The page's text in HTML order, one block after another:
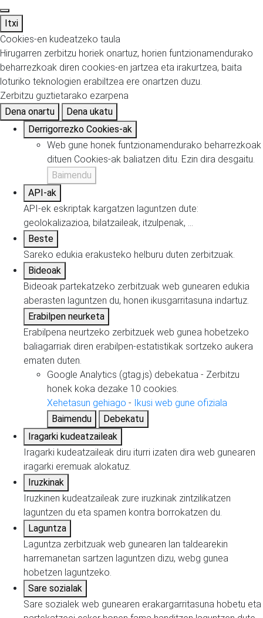
Itxi
Cookies-en kudeatzeko taula
Hirugarren zerbitzu horiek onartuz, horien funtzionamendurako
beharrezkoak diren cookies-en jartzea eta irakurtzea, baita
loturiko teknologien erabiltzea ere onartzen duzu.
Zerbitzu guztietarako ezarpena
Dena onartu
Dena ukatu
Derrigorrezko Cookies-ak
Web gune honek funtzionamendurako beharrezkoak
dituen Cookies-ak baliatzen ditu. Ezin dira desgaitu.
Baimendu
API-ak
API-ek eskriptak kargatzen laguntzen dute:
geolokalizazioa, bilatzaileak, itzulpenak, ...
Beste
Sareko edukia erakusteko helburu duten zerbitzuak.
Bideoak
Bideoak partekatzeko zerbitzuak web gunearen edukia
aberasten laguntzen du, honen ikusgarritasuna indartuz.
Erabilpen neurketa
Erabilpena neurtzeko zerbitzuek web gunea hobetzeko
baliagarriak diren erabilpen-estatistikak sortzeko aukera
ematen duten.
Google Analytics (gtag.js) debekatua - Zerbitzu
honek koka dezake 10 cookies.
Xehetasun gehiago -
Ikusi web gune ofiziala
Baimendu
Debekatu
Iragarki kudeatzaileak
Iragarki kudeatzaileak diru iturri izaten dira web gunearen
iragarki eremuak alokatuz.
Iruzkinak
Iruzkinen kudeatzaileak zure iruzkinak zintzilikatzen
laguntzen du eta spamen kontra borrokatzen du.
Laguntza
Laguntza zerbitzuak web gunearen lan taldearekin
harremanetan sartzen laguntzen dizu, webg gunea
hobetzen laguntzeko.
Sare sozialak
Sare sozialek web gunearen erakargarritasuna hobetu eta